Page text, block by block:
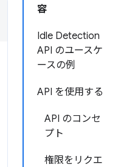
容
Idle Detection
API のユースケ
ースの例
API を使用する
API のコンセ
プト
権限をリクエ